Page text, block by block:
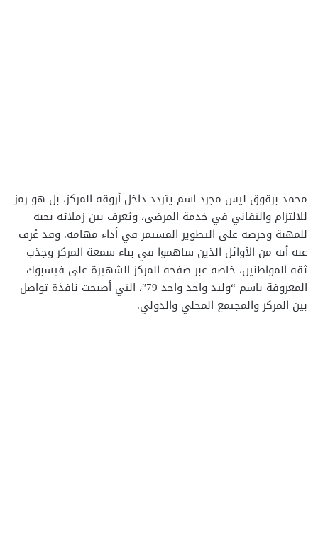
محمد برقوق ليس مجرد اسم يتردد داخل أروقة المركز، بل هو رمز
للالتزام والتفاني في خدمة المرضى، ويُعرف بين زملائه بحبه
للمهنة وحرصه على التطوير المستمر في أداء مهامه. وقد عُرف
عنه أنه من الأوائل الذين ساهموا في بناء سمعة المركز وجذب
ثقة المواطنين، خاصة عبر صفحة المركز الشهيرة على فيسبوك
المعروفة باسم “وليد واحد واحد 79″، التي أصبحت نافذة تواصل
بين المركز والمجتمع المحلي والدولي.